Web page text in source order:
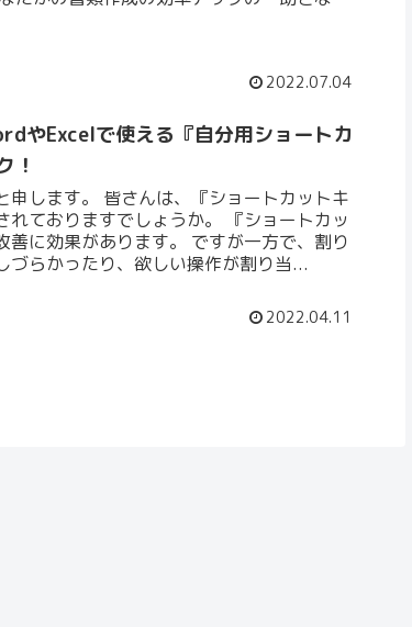
2022.07.04
やExcelで使える『自分用ショートカ
！
申します。 皆さんは、『ショートカットキ
れておりますでしょうか。 『ショートカッ
善に効果があります。 ですが一方で、割り
づらかったり、欲しい操作が割り当...
2022.04.11